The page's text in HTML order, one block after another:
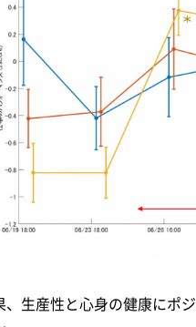
、生産性と心身の健康にポ